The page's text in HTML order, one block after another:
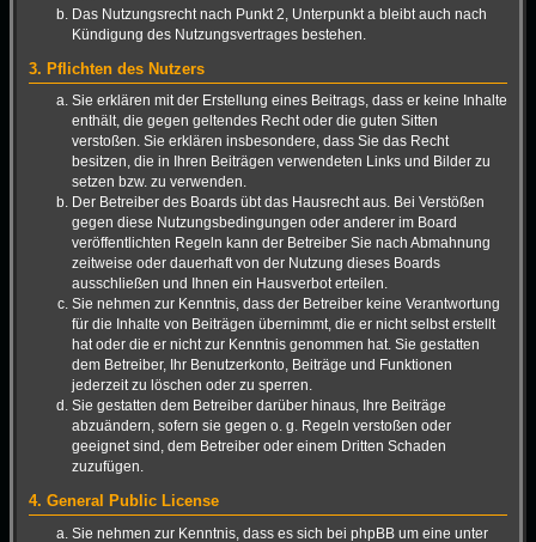
Das Nutzungsrecht nach Punkt 2, Unterpunkt a bleibt auch nach
Kündigung des Nutzungsvertrages bestehen.
3. Pflichten des Nutzers
Sie erklären mit der Erstellung eines Beitrags, dass er keine Inhalte
enthält, die gegen geltendes Recht oder die guten Sitten
verstoßen. Sie erklären insbesondere, dass Sie das Recht
besitzen, die in Ihren Beiträgen verwendeten Links und Bilder zu
setzen bzw. zu verwenden.
Der Betreiber des Boards übt das Hausrecht aus. Bei Verstößen
gegen diese Nutzungsbedingungen oder anderer im Board
veröffentlichten Regeln kann der Betreiber Sie nach Abmahnung
zeitweise oder dauerhaft von der Nutzung dieses Boards
ausschließen und Ihnen ein Hausverbot erteilen.
Sie nehmen zur Kenntnis, dass der Betreiber keine Verantwortung
für die Inhalte von Beiträgen übernimmt, die er nicht selbst erstellt
hat oder die er nicht zur Kenntnis genommen hat. Sie gestatten
dem Betreiber, Ihr Benutzerkonto, Beiträge und Funktionen
jederzeit zu löschen oder zu sperren.
Sie gestatten dem Betreiber darüber hinaus, Ihre Beiträge
abzuändern, sofern sie gegen o. g. Regeln verstoßen oder
geeignet sind, dem Betreiber oder einem Dritten Schaden
zuzufügen.
4. General Public License
Sie nehmen zur Kenntnis, dass es sich bei phpBB um eine unter